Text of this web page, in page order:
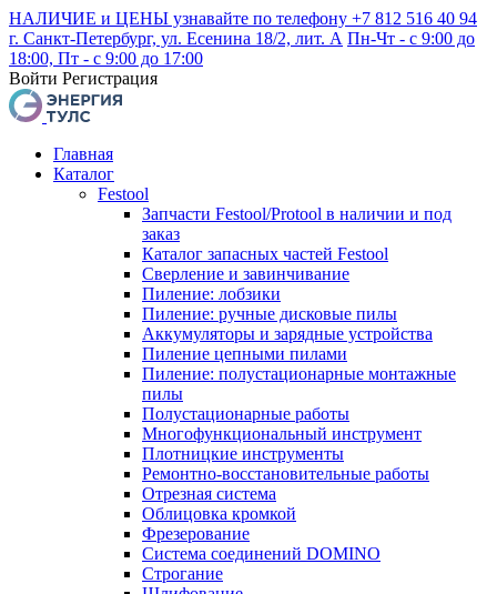
НАЛИЧИЕ и ЦЕНЫ узнавайте по телефону +7 812 516 40 94
г. Санкт-Петербург, ул. Есенина 18/2, лит. А Пн-Чт - с 9:00 до
18:00, Пт - с 9:00 до 17:00
Войти Регистрация
Главная
Каталог
Festool
Запчасти Festool/Protool в наличии и под
заказ
Каталог запасных частей Festool
Сверление и завинчивание
Пиление: лобзики
Пиление: ручные дисковые пилы
Аккумуляторы и зарядные устройства
Пиление цепными пилами
Пиление: полустационарные монтажные
пилы
Полустационарные работы
Многофункциональный инструмент
Плотницкие инструменты
Ремонтно-восстановительные работы
Отрезная система
Облицовка кромкой
Фрезерование
Система соединений DOMINO
Строгание